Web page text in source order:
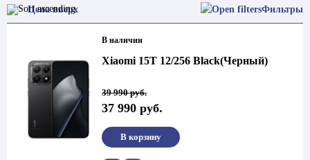
Фильтры
В наличии
Xiaomi 15T 12/256 Black(Черный)
39 990руб.
Первоначальная
цена
составляла
990 руб..
37 990 руб.
Текущая
цена:
37
В корзину